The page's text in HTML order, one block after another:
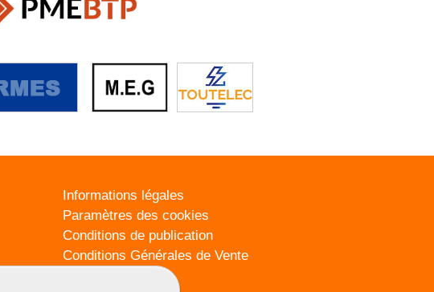
Informations légales
Paramètres des cookies
Conditions de publication
Conditions Générales de Vente